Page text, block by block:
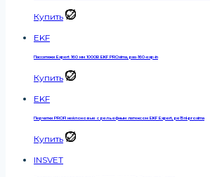
Купить
EKF
Пассатижи Expert 160 мм 1000В EKF PROxima, pas-160-exp-in
Купить
EKF
Перчатки PROFI нейлоновые с рельефным латексом EKF Expert, pe15nl-proxima
Купить
INSVET